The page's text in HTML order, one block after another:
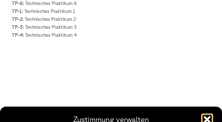
Zustimmung verwalten
TP-6: Technisches Praktikum 6
TP-1: Technisches Praktikum 1
TP-2: Technisches Praktikum 2
TP-3: Technisches Praktikum 3
TP-4: Technisches Praktikum 4